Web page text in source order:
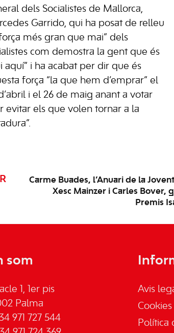
dels Socialistes de Mallorca,
Garrido, qui ha posat de relleu
més gran que mai” dels
com demostra la gent que és
aquí” i ha acabat per dir que és
força “la que hem d’emprar” el
i el 26 de maig anant a votar
evitar els que volen tornar a la
Carme Buades, l’Anuari de la
Xesc Mainzer i Carles Bover,
Premis
som
1, 1er pis
Palma
971 727 544
Avis
Cookies
Política